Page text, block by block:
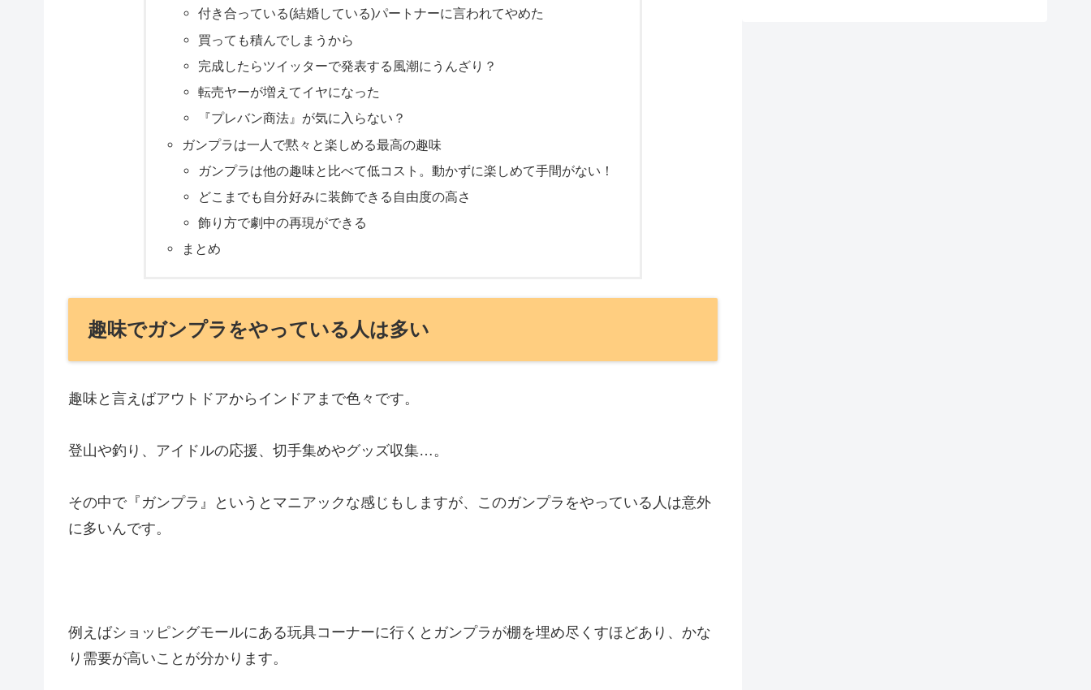
付き合っている(結婚している)パートナーに言われてやめた
買っても積んでしまうから
完成したらツイッターで発表する風潮にうんざり？
転売ヤーが増えてイヤになった
『プレバン商法』が気に入らない？
ガンプラは一人で黙々と楽しめる最高の趣味
ガンプラは他の趣味と比べて低コスト。動かずに楽しめて手間がない！
どこまでも自分好みに装飾できる自由度の高さ
飾り方で劇中の再現ができる
まとめ
趣味でガンプラをやっている人は多い
趣味と言えばアウトドアからインドアまで色々です。
登山や釣り、アイドルの応援、切手集めやグッズ収集…。
その中で『ガンプラ』というとマニアックな感じもしますが、このガンプラをやっている人は意外
に多いんです。
例えばショッピングモールにある玩具コーナーに行くとガンプラが棚を埋め尽くすほどあり、かな
り需要が高いことが分かります。